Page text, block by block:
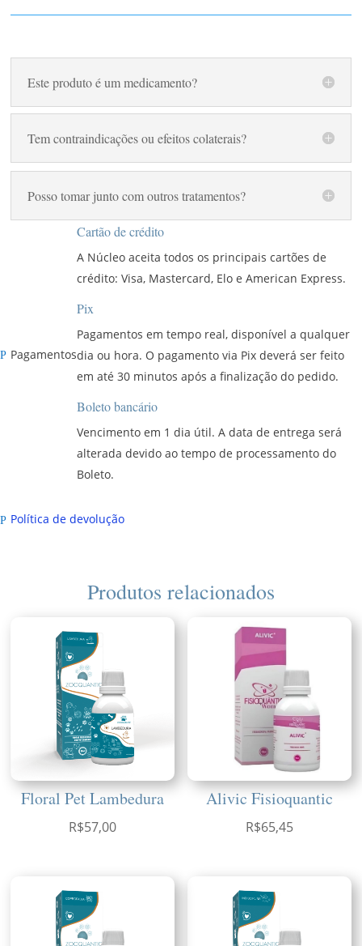
Este produto é um medicamento?
Tem contraindicações ou efeitos colaterais?
Posso tomar junto com outros tratamentos?
P Pagamentos
Cartão de crédito
A Núcleo aceita todos os principais cartões de
crédito: Visa, Mastercard, Elo e American Express.
Pix
Pagamentos em tempo real, disponível a qualquer
dia ou hora. O pagamento via Pix deverá ser feito
em até 30 minutos após a finalização do pedido.
Boleto bancário
Vencimento em 1 dia útil. A data de entrega será
alterada devido ao tempo de processamento do
Boleto.
P Política de devolução
Produtos relacionados
Floral Pet Lambedura
R$57,00
Alivic Fisioquantic
R$65,45